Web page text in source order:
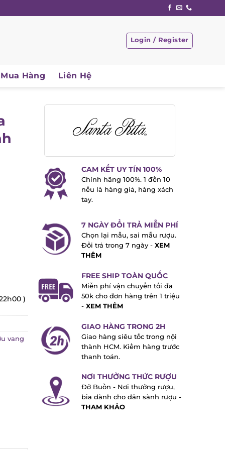
Login / Register
Mua Hàng Liên Hệ
)
vang
CAM KẾT UY TÍN 100%
Chính hãng 100%. 1 đền 10
nếu là hàng giả, hàng xách
tay.
7 NGÀY ĐỔI TRẢ MIỄN PHÍ
Chọn lại mẫu, sai mẫu rượu.
Đổi trả trong 7 ngày - XEM
THÊM
FREE SHIP TOÀN QUỐC
Miễn phí vận chuyển tối đa
50k cho đơn hàng trên 1 triệu
- XEM THÊM
GIAO HÀNG TRONG 2H
Giao hàng siêu tốc trong nội
thành HCM. Kiểm hàng trước
thanh toán.
NƠI THƯỞNG THỨC RƯỢU
Đỡ Buồn - Nơi thưởng rượu,
bia dành cho dân sành rượu -
THAM KHẢO